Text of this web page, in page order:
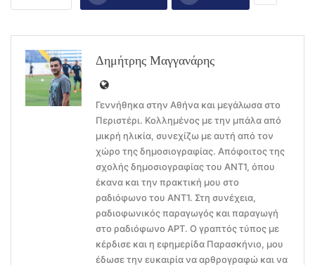
Δημήτρης Μαγγανάρης
Γεννήθηκα στην Αθήνα και μεγάλωσα στο
Περιστέρι. Κολλημένος με την μπάλα από
μικρή ηλικία, συνεχίζω με αυτή από τον
χώρο της δημοσιογραφίας. Απόφοιτος της
σχολής δημοσιογραφίας του ΑΝΤ1, όπου
έκανα και την πρακτική μου στο
ραδιόφωνο του ΑΝΤ1. Στη συνέχεια,
ραδιοφωνικός παραγωγός και παραγωγή
στο ραδιόφωνο ΑΡΤ. Ο γραπτός τύπος με
κέρδισε και η εφημερίδα Παρασκήνιο, μου
έδωσε την ευκαιρία να αρθρογραφώ και να